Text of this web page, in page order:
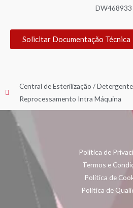
DW468933
Solicitar Documentação Técnica
Central de Esterilização /
Reprocessamento Intra Máquina
Politica de
Termos e
Politica de
Politica de